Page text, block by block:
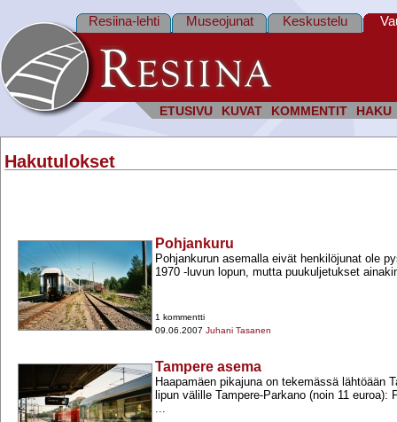
ETUSIVU KUVAT KOMMENTIT HAKU
Resiina-lehti Museojunat Keskustelu
Hakutulokset
Pohjankuru
Pohjankurun asemalla eivät henkilöjunat ole
1970 -​luvun lopun, mutta puukuljetukset
1 kommentti
09.06.2007 Juhani Tasanen
Tampere asema
Haapamäen pikajuna on tekemässä lähtöään
lipun välille Tampere-​Parkano (noin 11 euroa):
...